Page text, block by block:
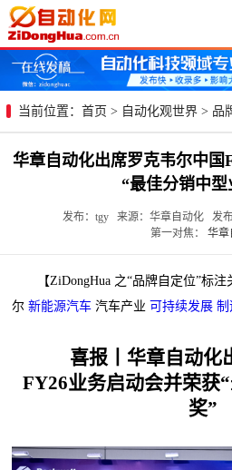
当前位置： 首页 > 自动化观世界 > 品
华章自动化出席罗克韦尔中国
“最佳分销中型
发布：tgy 来源：华章自动化 发布
第一对焦： 华章
【ZiDongHua 之“品牌自定位”标注
尔新能源汽车 汽车产业 可持续发展 制
喜报丨华章自动化
FY26业务启动会并荣获
奖”